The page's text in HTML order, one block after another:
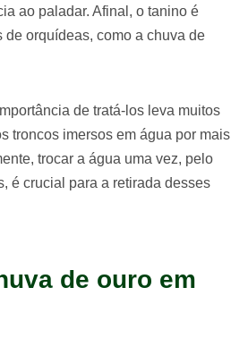
ao paladar. Afinal, o tanino é
de orquídeas, como a chuva de
de tratá-los leva muitos
troncos imersos em água por mais
trocar a água uma vez, pelo
é crucial para a retirada desses
de ouro em